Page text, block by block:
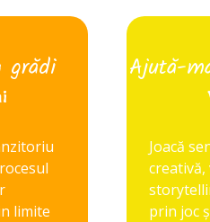
grădi
limite
Ajută-
Joacă
creativă,
prin joc